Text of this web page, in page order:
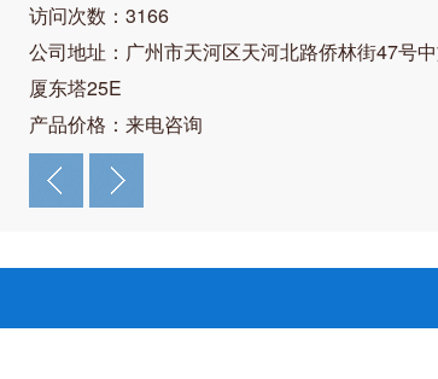
访问次数：3166
公司地址：广州市天河区天河北路侨林街47号
厦东塔25E
产品价格：来电咨询